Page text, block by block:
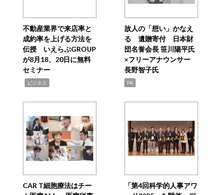
不動産業界で来店率と
成約率を上げる方法を
伝授 いえらぶGROUP
が8月18、20日に無料
セミナー
ビジネス
故人の「想い」かなえ
る 遺贈寄付 日本財
団名誉会長 笹川陽平氏
×フリーアナウンサー
長野智子氏
PR
CAR T細胞療法はチー
「第4回科学的人事アワ